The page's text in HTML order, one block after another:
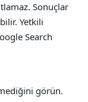
Sonuçlar
Yetkili
Search
görün.